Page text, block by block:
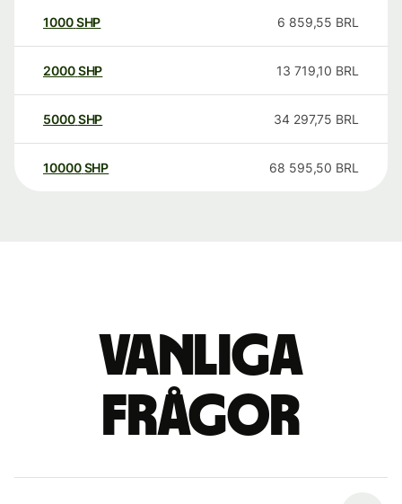
1000SHP 6 859,55 BRL
2000SHP 13 719,10 BRL
5000SHP 34 297,75 BRL
10000 SHP 68 595,50 BRL
Vanliga
frågor